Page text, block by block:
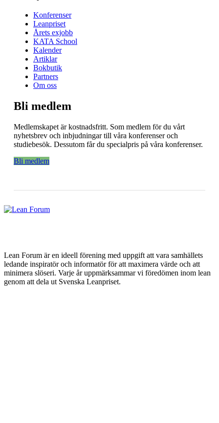
Konferenser
Leanpriset
Årets exjobb
KATA School
Kalender
Artiklar
Bokbutik
Partners
Om oss
Bli medlem
Medlemskapet är kostnadsfritt. Som medlem för du vårt
nyhetsbrev och inbjudningar till våra konferenser och
studiebesök. Dessutom får du specialpris på våra konferenser.
Bli medlem
Lean Forum är en ideell förening med uppgift att vara samhällets
ledande inspiratör och informatör för att maximera värde och att
minimera slöseri. Varje år uppmärksammar vi föredömen inom lean
genom att dela ut Svenska Leanpriset.